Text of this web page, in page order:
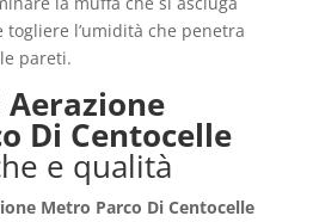
l’umidità che penetra
pareti.
Di Centocelle
e qualità
Metro Parco Di Centocelle